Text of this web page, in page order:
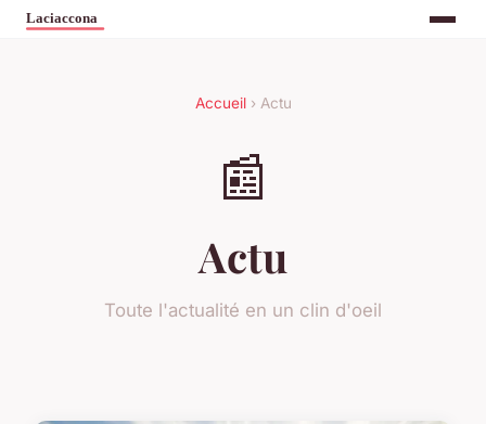
Accueil› Actu
📰
Actu
Toute l'actualité en un clin d'oeil